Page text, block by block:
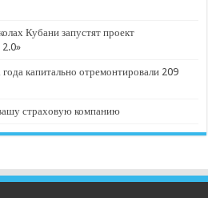
Кубани запустят проект
2.0»
капитально отремонтировали 209
страховую компанию